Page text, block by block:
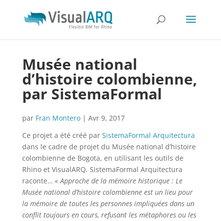
Musée national
d’histoire colombienne,
par SistemaFormal
par Fran Montero| Avr 9, 2017
Ce projet a été créé par SistemaFormal Arquitectura
dans le cadre de projet du Musée national d’histoire
colombienne de Bogota, en utilisant les outils de
Rhino et VisualARQ. SistemaFormal Arquitectura
raconte… « Approche de la mémoire historique : Le
Musée national d’histoire colombienne est un lieu pour
la mémoire de toutes les personnes impliquées dans un
conflit toujours en cours, refusant les métaphores ou les